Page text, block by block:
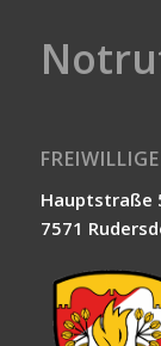
Hauptstraße
7571